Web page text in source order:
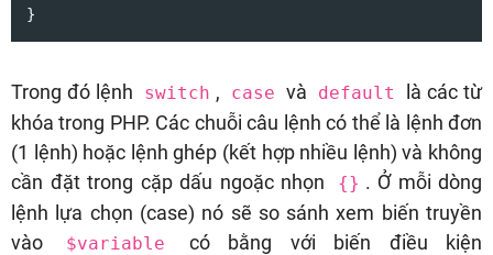
}
Trong đó lệnh switch , case và default
là các từ
khóa trong PHP. Các chuỗi câu lệnh có thể là lệnh đơn
(1 lệnh) hoặc lệnh ghép (kết hợp nhiều lệnh) và không
cần đặt trong cặp dấu ngoặc nhọn
{} . Ở mỗi dòng
lệnh lựa chọn (case) nó sẽ so sánh xem biến truyền
vào
$variable có bằng với biến điều kiện